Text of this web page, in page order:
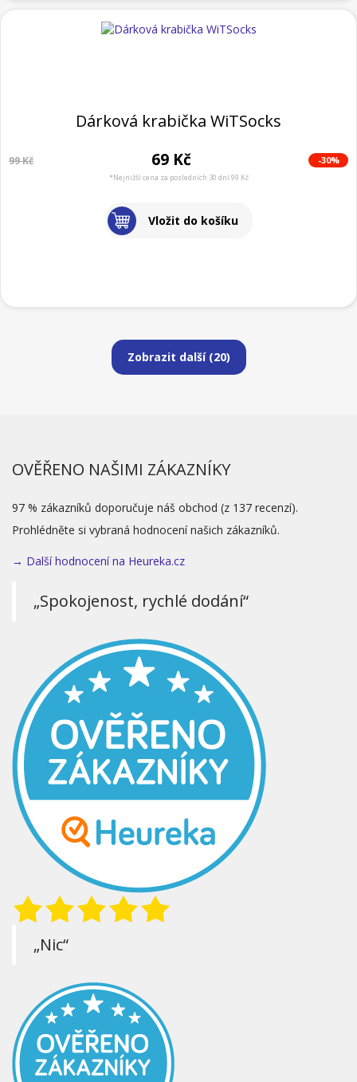
Dárková krabička WiTSocks
99 Kč 69 Kč -30%
*Nejnižší cena za posledních 30 dní 99 Kč
Vložit do košíku
Zobrazit další (20)
OVĚŘENO NAŠIMI ZÁKAZNÍKY
97 % zákazníků doporučuje náš obchod (z 137 recenzí).
Prohlédněte si vybraná hodnocení našich zákazníků.
→ Další hodnocení na Heureka.cz
„Spokojenost, rychlé dodání“
„Nic“